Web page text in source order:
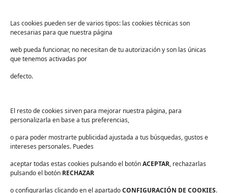
Las cookies pueden ser de varios tipos: las cookies técnicas son
necesarias para que nuestra página
web pueda funcionar, no necesitan de tu autorización y son las únicas
que tenemos activadas por
defecto.
El resto de cookies sirven para mejorar nuestra página, para
personalizarla en base a tus preferencias,
o para poder mostrarte publicidad ajustada a tus búsquedas, gustos e
intereses personales. Puedes
aceptar todas estas cookies pulsando el botónACEPTAR, rechazarlas
pulsando el botón RECHAZAR
o configurarlas clicando en el apartadoCONFIGURACIÓN DE COOKIES.
Educación
Centros deportivos
Servicios
Industria alimentaria
Suscríbete para recibir noticias exclusivas y ofertas.
Correo
electrónico*
sector *
Consentimiento*
He leído y acepto laspolíticas de privacidad.*